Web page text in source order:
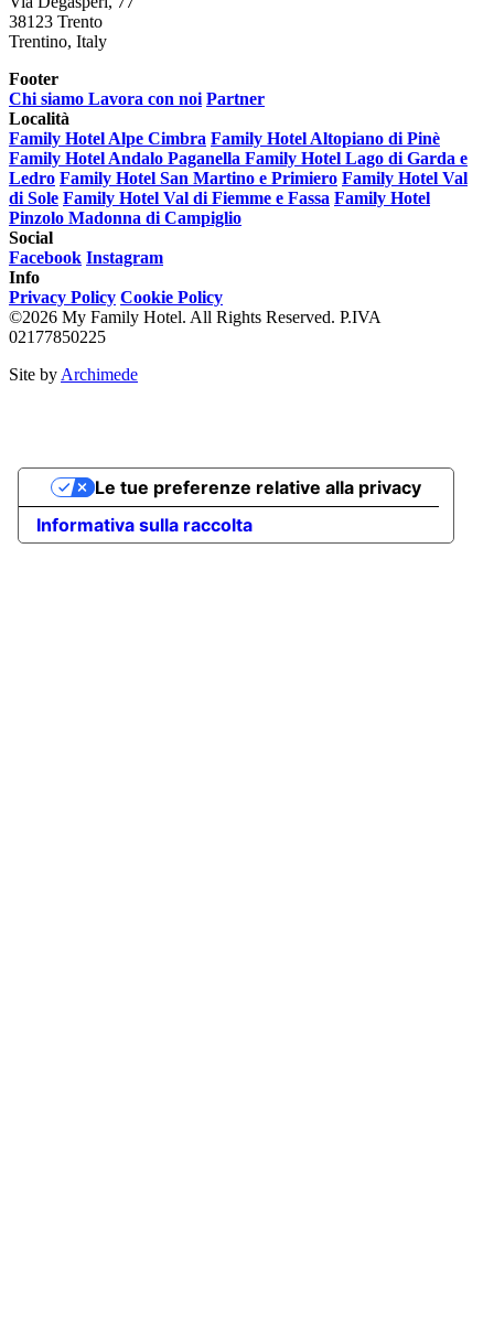
38123 Trento
Trentino, Italy
Footer
Chi siamo Lavora con noi Partner
Località
Family Hotel Alpe Cimbra Family Hotel Altopiano di Pinè
Family Hotel Andalo Paganella Family Hotel Lago di Garda e
Ledro Family Hotel San Martino e Primiero Family Hotel Val
di Sole Family Hotel Val di Fiemme e Fassa Family Hotel
Pinzolo Madonna di Campiglio
Social
Facebook Instagram
Info
Privacy Policy Cookie Policy
©2026 My Family Hotel. All Rights Reserved. P.IVA
02177850225
Site by Archimede
Informativa sulla raccolta
Le tue preferenze relative alla privacy